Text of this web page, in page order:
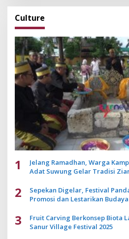
Culture
1
Jelang Ramadhan, Warga
Adat Suwung Gelar Tradisi
2
Sepekan Digelar, Festival
Promosi dan Lestarikan
3
Fruit Carving Berkonsep Biota
Sanur Village Festival 2025